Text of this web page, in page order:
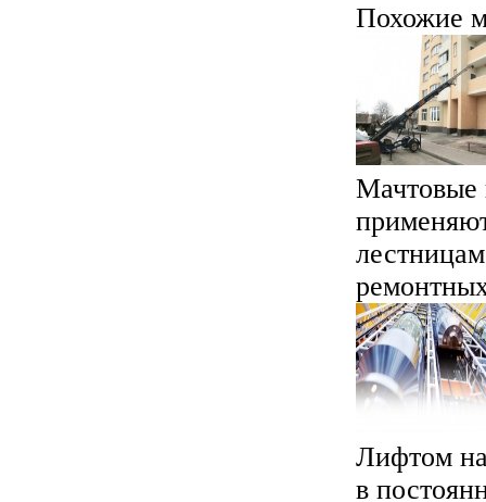
Похожие
Мачтовые
Лифтом
в